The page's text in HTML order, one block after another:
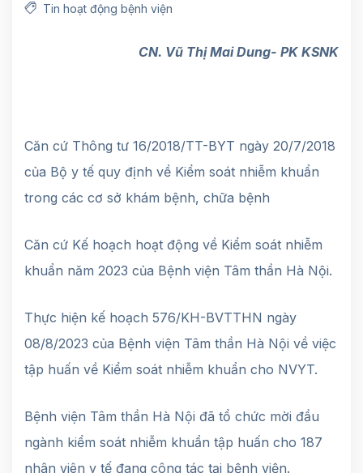
Tin hoạt động bệnh viện
CN. Vũ Thị Mai Dung- PK KSNK
Căn cứ Thông tư 16/2018/TT-BYT ngày 20/7/2018
của Bộ y tế quy định về Kiểm soát nhiễm khuẩn
trong các cơ sở khám bệnh, chữa bệnh
Căn cứ Kế hoạch hoạt động về Kiểm soát nhiễm
khuẩn năm 2023 của Bệnh viện Tâm thần Hà Nội.
Thực hiện kế hoạch 576/KH-BVTTHN ngày
08/8/2023 của Bệnh viện Tâm thần Hà Nội về việc
tập huấn về Kiểm soát nhiễm khuẩn cho NVYT.
Bệnh viện Tâm thần Hà Nội đã tổ chức mời đầu
ngành kiểm soát nhiễm khuẩn tập huấn cho 187
nhân viên y tế đang công tác tại bệnh viện.